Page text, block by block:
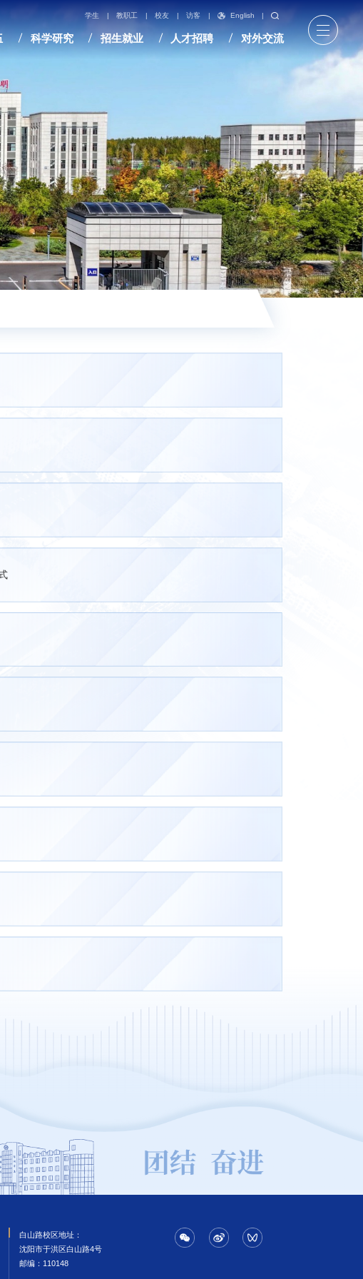
学生 教职工 校友 访客 English
科学研究 招生就业 人才招聘 对外交流
白山路校区地址：
沈阳市于洪区白山路4号
邮编‌：110148